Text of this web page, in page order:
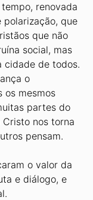
renovada
que
que não
social, mas
cidade de todos.
o
os mesmos
partes do
nos torna
pensam.
o valor da
e diálogo, e